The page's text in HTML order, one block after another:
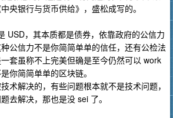
央银行与货币供给》，盛松成写的。
USD，其本质都是债券，依靠政府的公信力
公信力不是你简简单单的信任，还有公检法
套虽称不上完美但确是至今仍然可以 work
你简简单单的区块链。
术解决的，有些问题根本就不是技术问题，
去解决，那也是没 sei 了。